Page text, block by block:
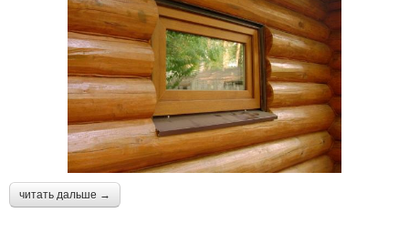
Двери в бане Окно в предбаннике
Окно в парилку Банное окно
читать дальше →